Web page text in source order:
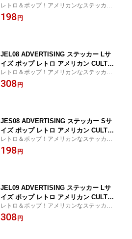
E MART ブランド グッズ
レトロ＆ポップ！アメリカンなステッカ
ー！
198円
JEL08 ADVERTISING ステッカー Lサ
イズ ポップ レトロ アメリカン CULTUR
E MART ブランド グッズ
レトロ＆ポップ！アメリカンなステッカ
ー！
308円
JES08 ADVERTISING ステッカー Sサ
イズ ポップ レトロ アメリカン CULTUR
E MART ブランド グッズ
レトロ＆ポップ！アメリカンなステッカ
ー！
198円
JEL09 ADVERTISING ステッカー Lサ
イズ ポップ レトロ アメリカン CULTUR
E MART ブランド グッズ
レトロ＆ポップ！アメリカンなステッカ
ー！
308円